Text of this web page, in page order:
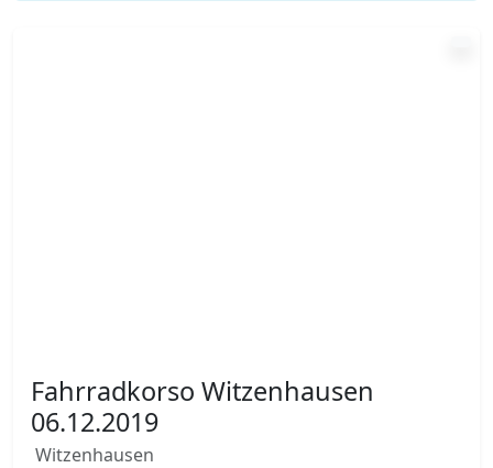
Fahrradkorso Witzenhausen
06.12.2019
Witzenhausen